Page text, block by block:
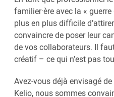
familier·ère avec la «
plus en plus difficile
convaincre de poser leur
de vos collaborateurs. Il
créatif – ce qui n’est pas
Avez-vous déjà envisagé
Kelio, nous sommes